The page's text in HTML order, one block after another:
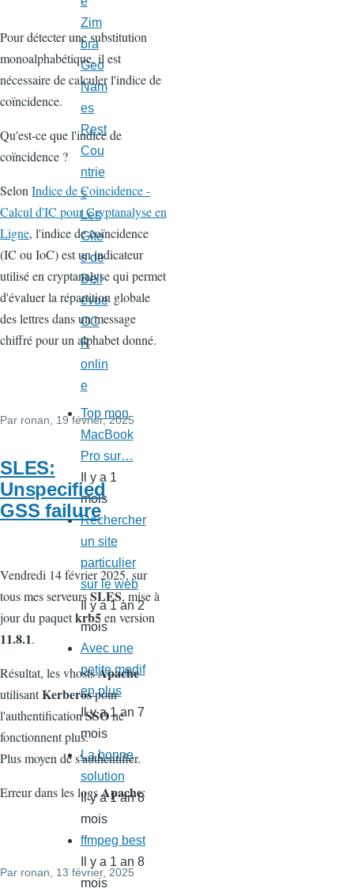
Pour détecter une substitution
monoalphabétique, il est
nécessaire de calculer l'indice de
coïncidence.
Qu'est-ce que l'indice de
coïncidence ?
SelonIndice de Coincidence -
Calcul d'IC pour Cryptanalyse en
Ligne, l'indice de coïncidence
(IC ou IoC) est un indicateur
utilisé en cryptanalyse qui permet
d'évaluer la répartition globale
des lettres dans un message
chiffré pour un alphabet donné.
Par ronan, 19 février, 2025
SLES:
Unspecified
GSS failure
Vendredi 14 février 2025, sur
tous mes serveursSLES, mise à
jour du paquetkrb5en version
11.8.1.
Résultat, les vhostsApache
utilisantKerberospour
l'authentificationSSOne
fonctionnent plus.
Plus moyen de s'authentifier.
Erreur dans les logsApache:
Par ronan, 13 février, 2025
Zim
bra
Geo
Nam
es
Rest
Cou
ntrie
s
Les
Gîte
s de
Bell
evue
OC
R
onlin
e
Top mon
MacBook
Pro sur…
Il y a 1
mois
Rechercher
un site
particulier
sur le web
Il y a 1 an 2
mois
Avec une
petite modif
en plus
Il y a 1 an 7
mois
La bonne
solution
Il y a 1 an 8
mois
ffmpeg best
Il y a 1 an 8
mois